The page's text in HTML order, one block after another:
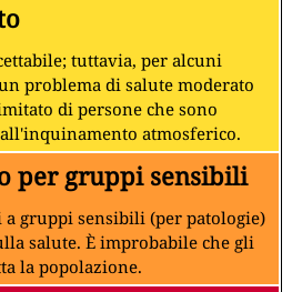
tuttavia, per alcuni
problema di salute moderato
di persone che sono
atmosferico.
per gruppi sensibili
gruppi sensibili (per patologie)
salute. È improbabile che gli
la popolazione.